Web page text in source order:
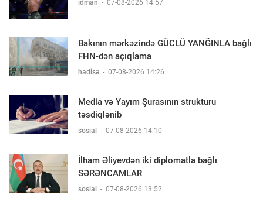
idman - 07-08-2026 14:57
Bakının mərkəzində GÜCLÜ YANĞINLA bağlı
FHN-dən açıqlama
hadisə - 07-08-2026 14:26
Media və Yayım Şurasının strukturu
təsdiqlənib
sosial - 07-08-2026 14:10
İlham Əliyevdən iki diplomatla bağlı
SƏRƏNCAMLAR
sosial - 07-08-2026 13:52